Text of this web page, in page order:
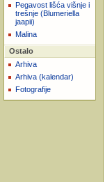
Pegavost lišća višnje i
trešnje (Blumeriella
jaapii)
Malina
Ostalo
Arhiva
Arhiva (kalendar)
Fotografije